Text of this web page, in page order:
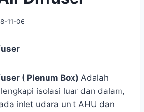
11-06
( Plenum Box) Adalah
isolasi luar dan dalam,
inlet udara unit AHU dan